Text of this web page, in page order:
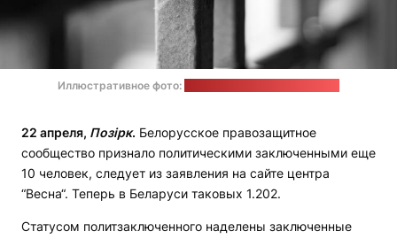
Иллюстративное фото:
22 апреля, Позірк. Белорусское правозащитное
сообщество признало политическими заключенными еще
10 человек, следует из заявления на сайте центра
“Весна“. Теперь в Беларуси таковых 1.202.
Статусом политзаключенного наделены заключенные